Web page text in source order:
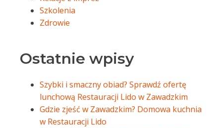
Szkolenia
Zdrowie
Ostatnie wpisy
Szybki i smaczny obiad? Sprawdź ofertę
lunchową Restauracji Lido w Zawadzkim
Gdzie zjeść w Zawadzkim? Domowa kuchnia
w Restauracji Lido